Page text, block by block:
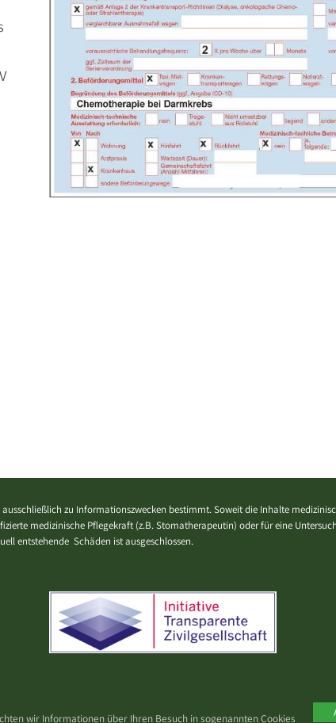
wir Informationen über Ihren Besuch in sogenannten Cookies
zu Informationszwecken bestimmt. Soweit die Inhalte
medizinische Pflegekraft (z.B. Stomatherapeutin) oder für eine
entstehende Schäden ist ausgeschlossen.